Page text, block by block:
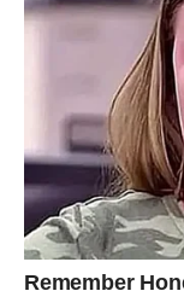
Ne moraš uvek
emocije.
Vodolija može biti
Neko ti se
vezi, odnos ulazi u
slobodan, možeš